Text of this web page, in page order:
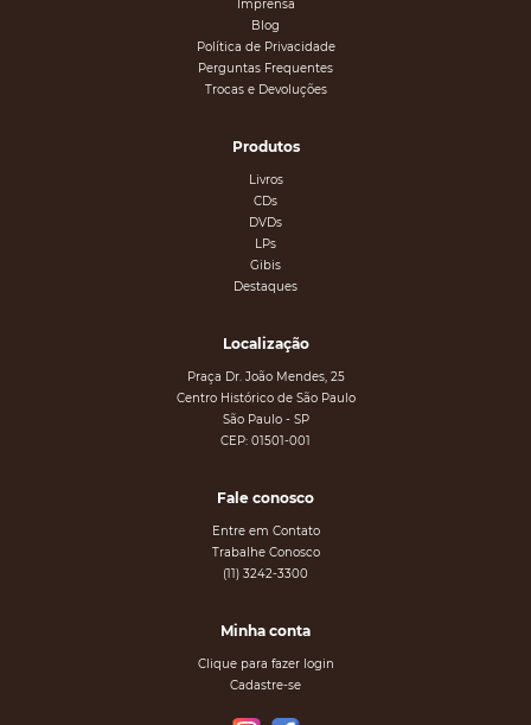
Imprensa
Blog
Política de Privacidade
Perguntas Frequentes
Trocas e Devoluções
Produtos
Livros
CDs
DVDs
LPs
Gibis
Destaques
Localização
Praça Dr. João Mendes, 25
Centro Histórico de São Paulo
São Paulo - SP
CEP: 01501-001
Fale conosco
Entre em Contato
Trabalhe Conosco
(11) 3242-3300
Minha conta
Clique para fazer login
Cadastre-se